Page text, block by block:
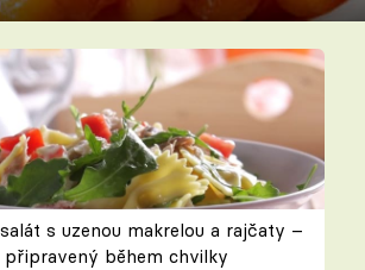
s uzenou makrelou a rajčaty –
během chvilky